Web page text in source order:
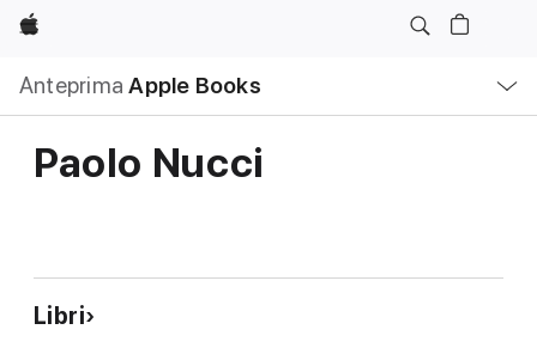
Apple
Anteprima Apple Books
locale
Apri
Menu
Paolo Nucci
Libri